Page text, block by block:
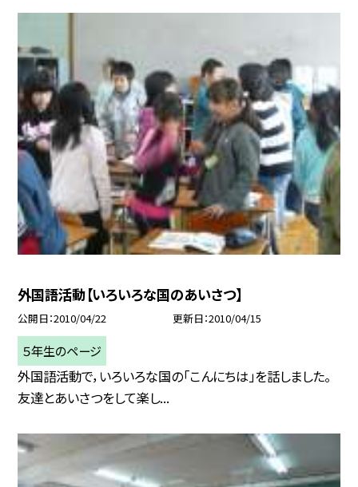
外国語活動【いろいろな国のあいさつ】
公開日 2010/04/22 更新日 2010/04/15
５年生のページ
外国語活動で，いろいろな国の「こんにちは」を話しました。
友達とあいさつをして楽し...